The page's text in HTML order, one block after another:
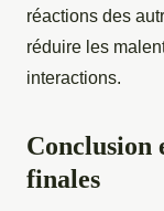
réactions des
réduire les
interactions.
Conclusion
finales